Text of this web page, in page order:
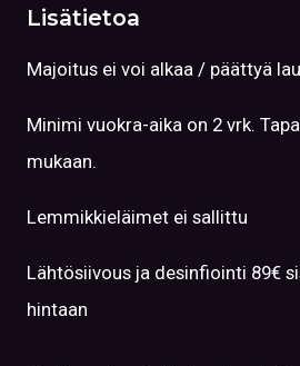
Lisätietoa
Majoitus ei voi alkaa / päättyä
Minimi vuokra-aika on 2 vrk.
mukaan.
Lemmikkieläimet ei sallittu
Lähtösiivous ja desinfiointi 89€
hintaan